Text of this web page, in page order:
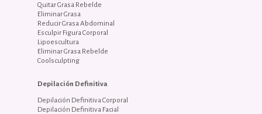
Quitar Grasa Rebelde
Eliminar Grasa
Reducir Grasa Abdominal
Esculpir Figura Corporal
Lipoescultura
Eliminar Grasa Rebelde
Coolsculpting
Depilación Definitiva
Depilación Definitiva Corporal
Depilación Definitiva Facial